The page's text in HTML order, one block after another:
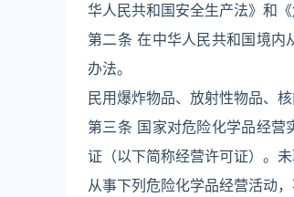
华人民共和国安全生产法》和
第二条 在中华人民共和国境内
办法。
民用爆炸物品、放射性物品、
第三条 国家对危险化学品经营
证（以下简称经营许可证）。
从事下列危险化学品经营活动